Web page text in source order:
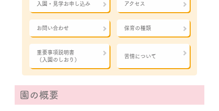
入園・見学お申し込み アクセス
お問い合わせ 保育の種類
重要事項説明書
（入園のしおり）
苦情について
園の概要